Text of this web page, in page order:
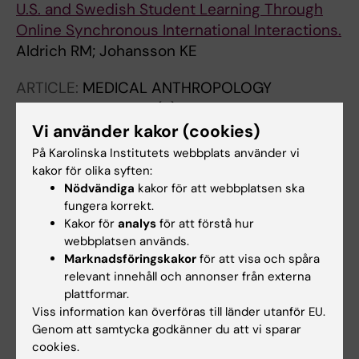
U.S. and Swedish Student Learning Through
Online Synchronous International Interactions.
Aldrich RM; Johansson KE
ARTICLE: MEDICAL ANTHROPOLOGY
QUARTERLY.2013;27(3):414-433
Have They Done what They Should? Moral
Reasoning in the Context of Translating Older
Persons' Everyday Problems into Eligible
Needs for Home Modification Services
Johansson K
ARTICLE:JOURNAL OF OCCUPATIONAL
SCIENCE.2013;20(2):108-119
Moving Beyond 'Aging In Place' to Understand
Migration and Aging: Place Making and the
Centrality Of Occupation
Johansson K; Rudman D; Mondaca M; Park M;
Vi använder kakor (cookies)
På Karolinska Institutets webbplats använder vi
kakor för olika syften:
Nödvändiga kakor för att webbplatsen ska
fungera korrekt.
Kakor för analys för att förstå hur
webbplatsen används.
Marknadsföringskakor för att visa och spåra
relevant innehåll och annonser från externa
plattformar.
Viss information kan överföras till länder utanför EU.
Genom att samtycka godkänner du att vi sparar
cookies.